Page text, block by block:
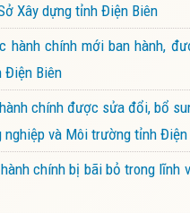
Xây dựng tỉnh Điện Biên
hành chính mới ban hành,
Điện Biên
chính được sửa đổi, bổ
nghiệp và Môi trường tỉnh Điện
chính bị bãi bỏ trong